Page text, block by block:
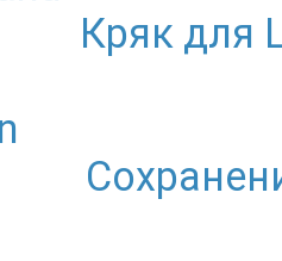
Кряк для